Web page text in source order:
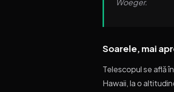
Woeger.
Soarele, mai
Telescopul se află
Hawaii, la o